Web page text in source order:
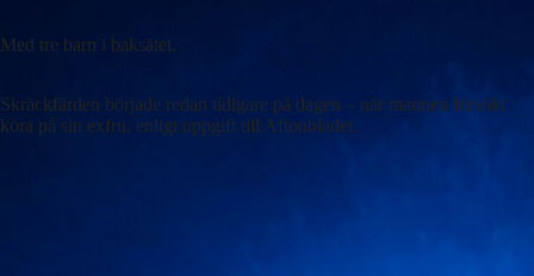
Med tre barn i baksätet.
Skräckfärden började redan tidigare på dagen – när mannen försökt
köra på sin exfru, enligt uppgift till Aftonbladet.